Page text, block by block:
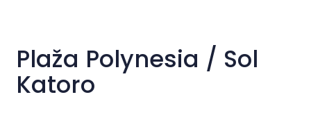
Plaža Polynesia / Sol
Katoro